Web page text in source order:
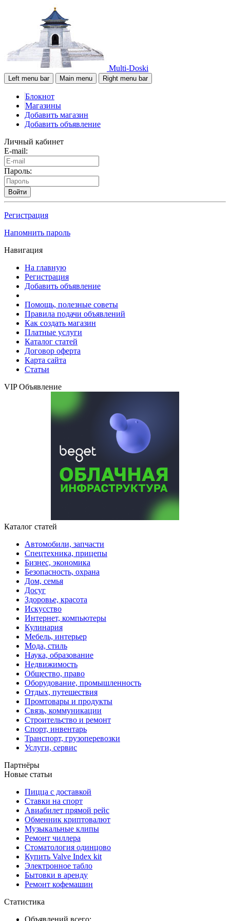
Multi-Doski
Left menu bar Main menu Right menu bar
Блокнот
Магазины
Добавить магазин
Добавить объявление
Личный кабинет
E-mail:
Пароль:
Войти
Регистрация
Напомнить пароль
Навигация
На главную
Регистрация
Добавить объявление
Помощь, полезные советы
Правила подачи объявлений
Как создать магазин
Платные услуги
Каталог статей
Договор оферта
Карта сайта
Статьи
VIP Объявление
Каталог статей
Автомобили, запчасти
Спецтехника, прицепы
Бизнес, экономика
Безопасность, охрана
Дом, семья
Досуг
Здоровье, красота
Искусство
Интернет, компьютеры
Кулинария
Мебель, интерьер
Мода, стиль
Наука, образование
Недвижимость
Общество, право
Оборудование, промышленность
Отдых, путешествия
Промтовары и продукты
Связь, коммуникации
Строительство и ремонт
Спорт, инвентарь
Транспорт, грузоперевозки
Услуги, сервис
Партнёры
Новые статьи
Пицца с доставкой
Ставки на спорт
Авиабилет прямой рейс
Обменник криптовалют
Музыкальные клипы
Ремонт чиллера
Стоматология одинцово
Купить Valve Index kit
Электронное табло
Бытовки в аренду
Ремонт кофемашин
Статистика
Объявлений всего: